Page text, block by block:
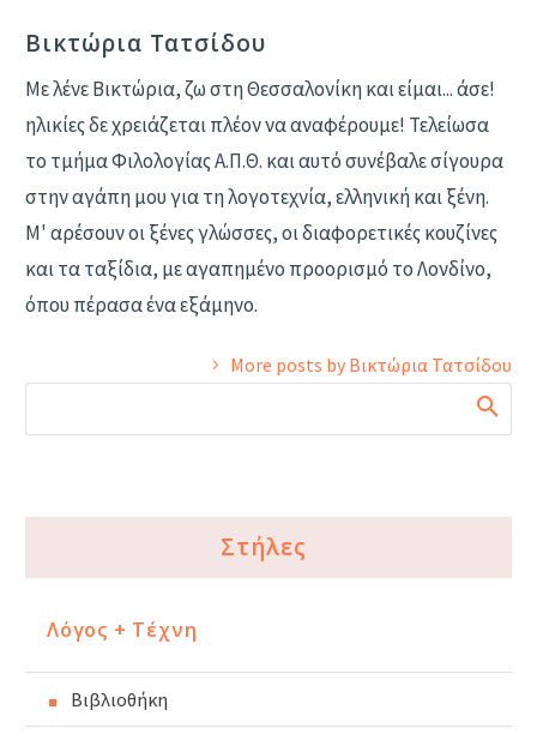
Βικτώρια Τατσίδου
Με λένε Βικτώρια, ζω στη Θεσσαλονίκη και είμαι... άσε!
ηλικίες δε χρειάζεται πλέον να αναφέρουμε! Τελείωσα
το τμήμα Φιλολογίας Α.Π.Θ. και αυτό συνέβαλε σίγουρα
στην αγάπη μου για τη λογοτεχνία, ελληνική και ξένη.
Μ' αρέσουν οι ξένες γλώσσες, οι διαφορετικές κουζίνες
και τα ταξίδια, με αγαπημένο προορισμό το Λονδίνο,
όπου πέρασα ένα εξάμηνο.
More posts by Βικτώρια Τατσίδου
Στήλες
Λόγος + Τέχνη
Βιβλιοθήκη